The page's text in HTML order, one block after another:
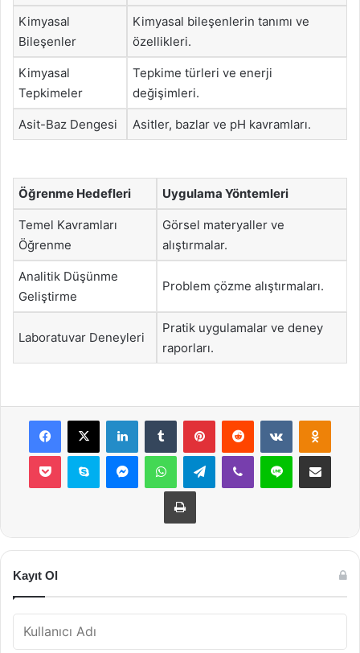
Kimyasal
Bileşenler
Kimyasal bileşenlerin tanımı ve
özellikleri.
Kimyasal
Tepkimeler
Tepkime türleri ve enerji
değişimleri.
Asit-Baz Dengesi Asitler, bazlar ve pH kavramları.
Öğrenme Hedefleri Uygulama Yöntemleri
Temel Kavramları
Öğrenme
Görsel materyaller ve
alıştırmalar.
Analitik Düşünme
Geliştirme
Problem çözme alıştırmaları.
Laboratuvar Deneyleri
Pratik uygulamalar ve deney
raporları.
Facebook
X LinkedInTumblr PinterestReddit VKontakte
Pocket Skype MessengerWhatsAppTelegramViber Line E-Posta ile
Yazdır
Kayıt Ol